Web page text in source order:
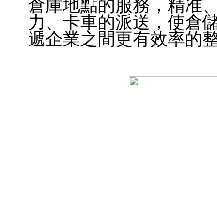
倉庫地點的服務，精准
力、卡車的派送，使倉
遞企業之間更有效率的